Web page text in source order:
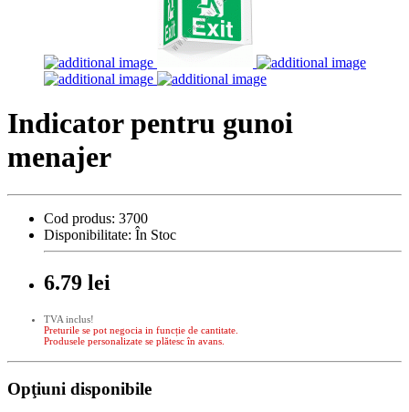
Indicator pentru gunoi
menajer
Cod produs: 3700
Disponibilitate: În Stoc
6.79 lei
TVA inclus!
Preturile se pot negocia in funcție de cantitate.
Produsele personalizate se plătesc în avans.
Opţiuni disponibile